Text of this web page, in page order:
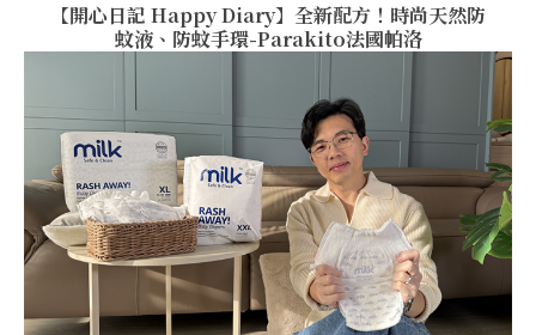
【開心日記 Happy Diary】全新配方！時尚天然防
蚊液、防蚊手環-Parakito法國帕洛